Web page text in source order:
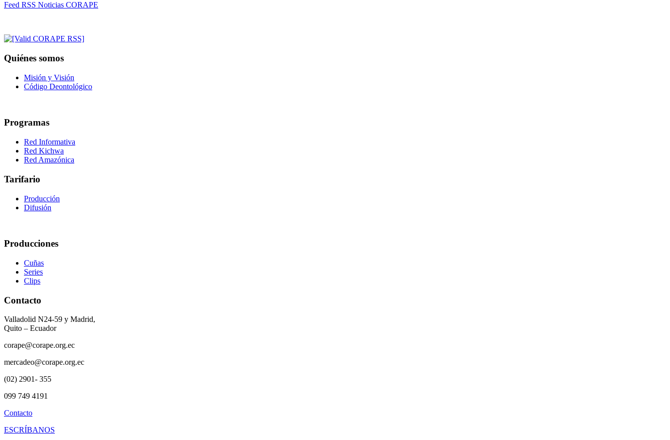
Feed RSS Noticias CORAPE
Quiénes somos
Misión y Visión
Código Deontológico
Programas
Red Informativa
Red Kichwa
Red Amazónica
Tarifario
Producción
Difusión
Producciones
Cuñas
Series
Clips
Contacto
Valladolid N24-59 y Madrid,
Quito – Ecuador
corape@corape.org.ec
mercadeo@corape.org.ec
(02) 2901- 355
099 749 4191
Contacto
ESCRÍBANOS